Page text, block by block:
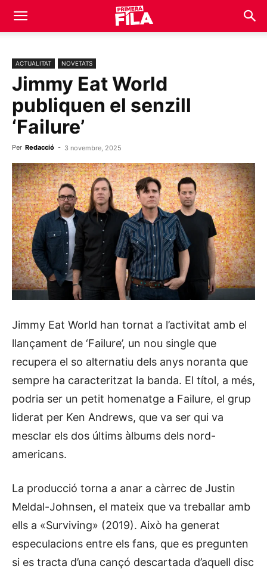
ACTUALITAT NOVETATS
Jimmy Eat World
publiquen el senzill
‘Failure’
Per Redacció - 3 novembre, 2025
Jimmy Eat World han tornat a l’activitat amb el
llançament de ‘Failure’, un nou single que
recupera el so alternatiu dels anys noranta que
sempre ha caracteritzat la banda. El títol, a més,
podria ser un petit homenatge a Failure, el grup
liderat per Ken Andrews, que va ser qui va
mesclar els dos últims àlbums dels nord-
americans.
La producció torna a anar a càrrec de Justin
Meldal-Johnsen, el mateix que va treballar amb
ells a «Surviving» (2019). Això ha generat
especulacions entre els fans, que es pregunten
si es tracta d’una cançó descartada d’aquell disc